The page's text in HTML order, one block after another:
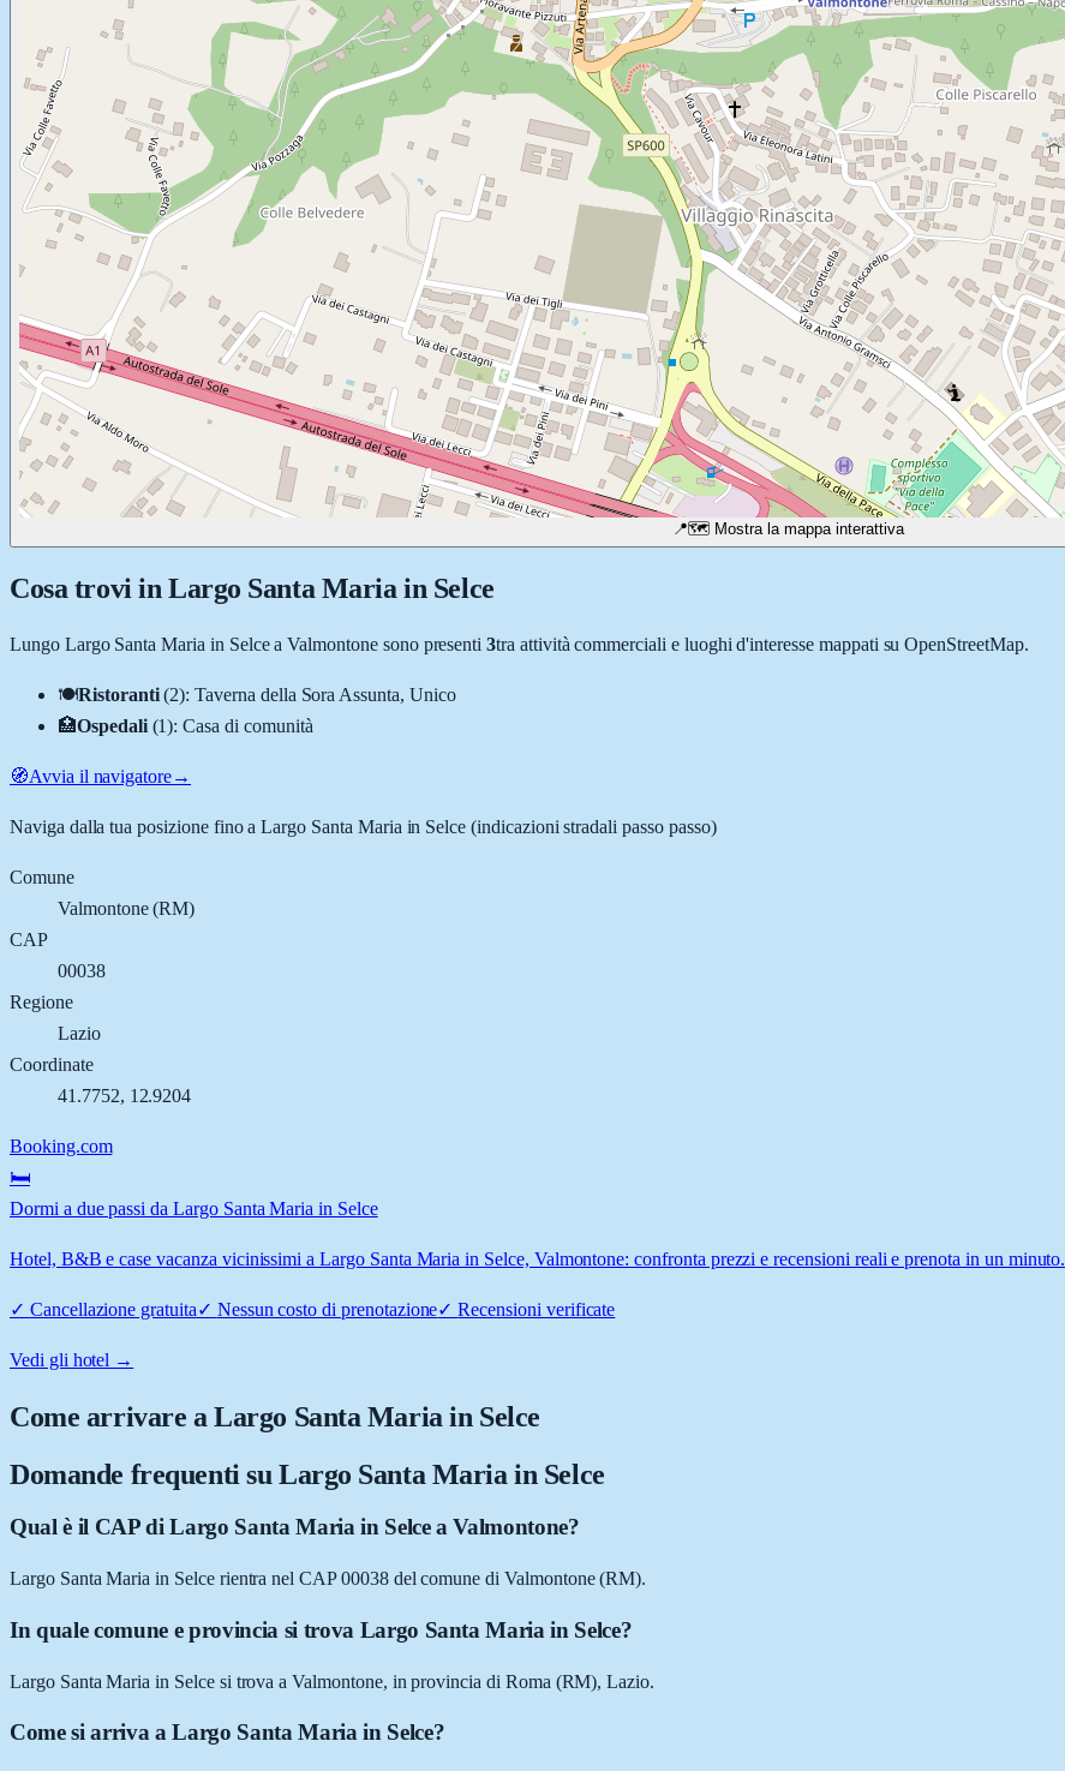
📍🗺️ Mostra la mappa interattiva
Cosa trovi in Largo Santa Maria in Selce
Lungo Largo Santa Maria in SelceaValmontonesono presenti 3tra attività commerciali e luoghi d'interesse mappati su OpenStreetMap.
🍽️Ristoranti (2):Taverna della Sora Assunta, Unico
🏥Ospedali (1):Casa di comunità
🧭Avvia il navigatore→
Naviga dalla tua posizione fino aLargo Santa Maria in Selce (indicazioni stradali passo passo)
Comune
Valmontone(RM)
CAP
00038
Regione
Lazio
Coordinate
41.7752, 12.9204
Booking.com
🛏️
Dormi a due passi da Largo Santa Maria in Selce
Hotel, B&B e case vacanza vicinissimi a Largo Santa Maria in Selce, Valmontone: confronta prezzi e recensioni reali e prenota in un minuto.
✓ Cancellazione gratuita✓ Nessun costo di prenotazione✓Recensioni verificate
Vedi gli hotel →
Come arrivare aLargo Santa Maria in Selce
Domande frequenti su Largo Santa Maria in Selce
Qual è il CAP di Largo Santa Maria in Selce a Valmontone?
Largo Santa Maria in Selce rientra nel CAP 00038 del comune di Valmontone (RM).
In quale comune e provincia si trova Largo Santa Maria in Selce?
Largo Santa Maria in Selce si trova a Valmontone, in provincia di Roma (RM), Lazio.
Come si arriva a Largo Santa Maria in Selce?